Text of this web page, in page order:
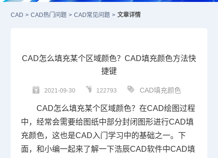
CAD > CAD热门问题 > CAD常见问题 > 文章详情
CAD怎么填充某个区域颜色？CAD填充颜色方法快
捷键
2021-09-30 122793 CAD填充颜色
CAD怎么填充某个区域颜色？在CAD绘图过程
中，经常会需要给图纸中部分封闭图形进行CAD填
充颜色，这也是CAD入门 学习中的基础之一。下
面，和小编一起来了解一下浩辰CAD软件中CAD填